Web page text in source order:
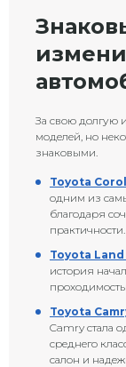
За свою долгую
моделей, но
знаковыми.
Toyota
одним из
благодаря
практичности.
Toyota
история
Toyota
Camry стала
среднего
салон и